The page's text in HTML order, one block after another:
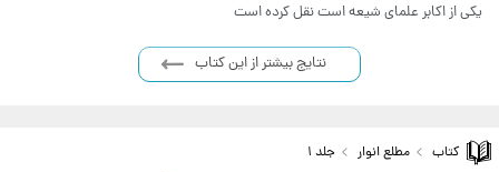
یکی از اکابر علمای شیعه است نقل کرده است
نتایج بیشتر از این کتاب
کتاب مطلع انوار جلد 1